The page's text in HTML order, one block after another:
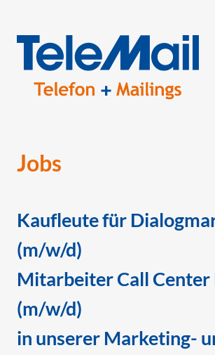
FAQ
Lettershop
Adressen
FAQ
Jobs
Kaufleute für
(m/w/d)
Mitarbeiter Call Center
(m/w/d)
in unserer Marketing-